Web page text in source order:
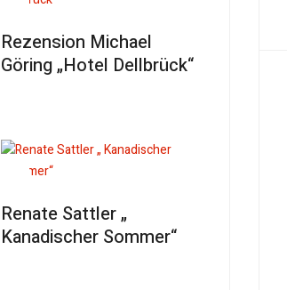
Rezension Michael
Göring „Hotel Dellbrück“
Renate Sattler „
Kanadischer Sommer“